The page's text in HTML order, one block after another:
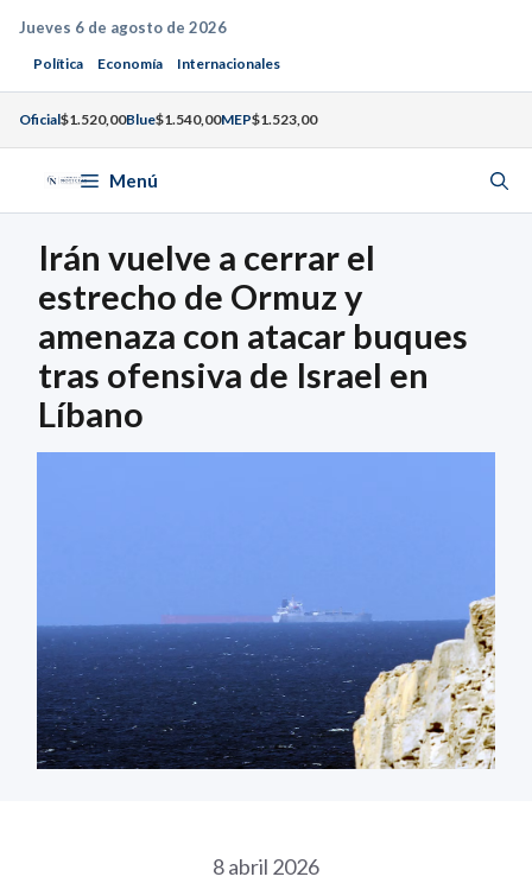
Saltar
contenido
Jueves 6 de agosto de 2026
Política Economía Internacionales
Oficial$1.520,00Blue$1.540,00MEP$1.523,00
Menú
Irán vuelve a cerrar el
estrecho de Ormuz y
amenaza con atacar buques
tras ofensiva de Israel en
Líbano
8 abril 2026